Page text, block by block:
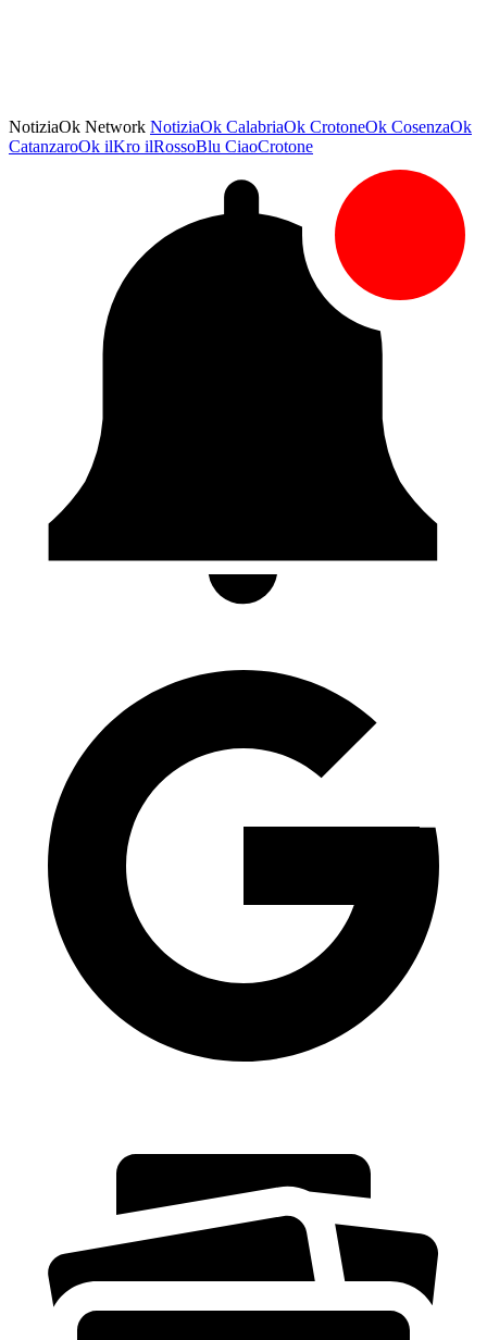
NotiziaOk Network NotiziaOk CalabriaOk CrotoneOk CosenzaOk
CatanzaroOk ilKro ilRossoBlu CiaoCrotone